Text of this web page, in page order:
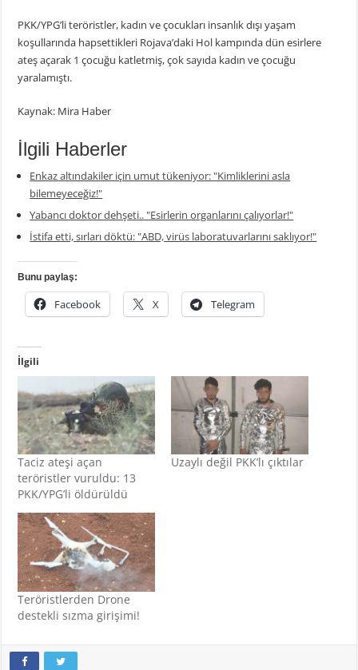
PKK/YPG’li teröristler, kadın ve çocukları insanlık dışı yaşam
koşullarında hapsettikleri Rojava’daki Hol kampında dün esirlere
ateş açarak 1 çocuğu katletmiş, çok sayıda kadın ve çocuğu
yaralamıştı.
Kaynak: Mira Haber
İlgili Haberler
Enkaz altındakiler için umut tükeniyor: "Kimliklerini asla
bilemeyeceğiz!"
Yabancı doktor dehşeti.. "Esirlerin organlarını çalıyorlar!"
İstifa etti, sırları döktü: "ABD, virüs laboratuvarlarını saklıyor!"
Bunu paylaş:
Facebook X Telegram
İlgili
Taciz ateşi açan
teröristler vuruldu: 13
PKK/YPG’li öldürüldü
Uzaylı değil PKK’lı çıktılar
Teröristlerden Drone
destekli sızma girişimi!